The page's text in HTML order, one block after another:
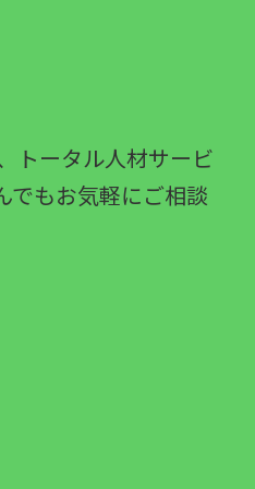
トータル人材サービ
でもお気軽にご相談